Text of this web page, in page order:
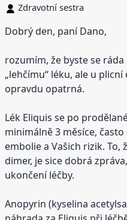
Zdravotní sestra
Dobrý den, paní Dano,
rozumím, že byste se
„lehčímu“ léku, ale u
opravdu opatrná.
Lék Eliquis se po
minimálně 3 měsíce,
embolie a Vašich rizik.
dimer, je sice dobrá
ukončení léčby.
Anopyrin (kyselina